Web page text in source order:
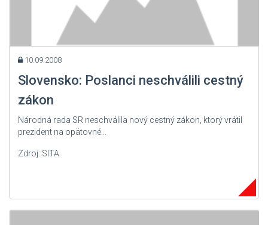
10.09.2008
Slovensko: Poslanci neschválili cestný
zákon
Národná rada SR neschválila nový cestný zákon, ktorý vrátil
prezident na opätovné...
Zdroj: SITA